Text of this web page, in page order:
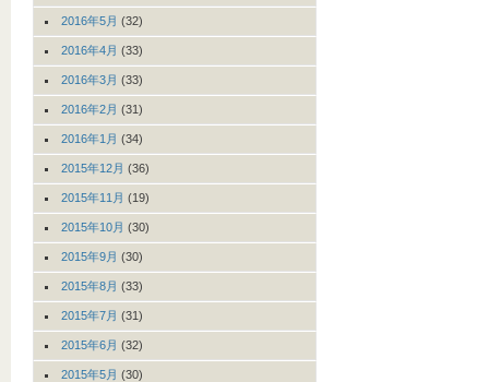
2016年5月 (32)
2016年4月 (33)
2016年3月 (33)
2016年2月 (31)
2016年1月 (34)
2015年12月 (36)
2015年11月 (19)
2015年10月 (30)
2015年9月 (30)
2015年8月 (33)
2015年7月 (31)
2015年6月 (32)
2015年5月 (30)